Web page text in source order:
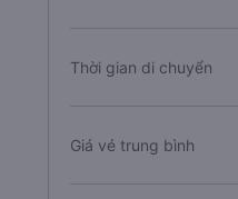
Thời gian di chuyển
Giá vé trung bình